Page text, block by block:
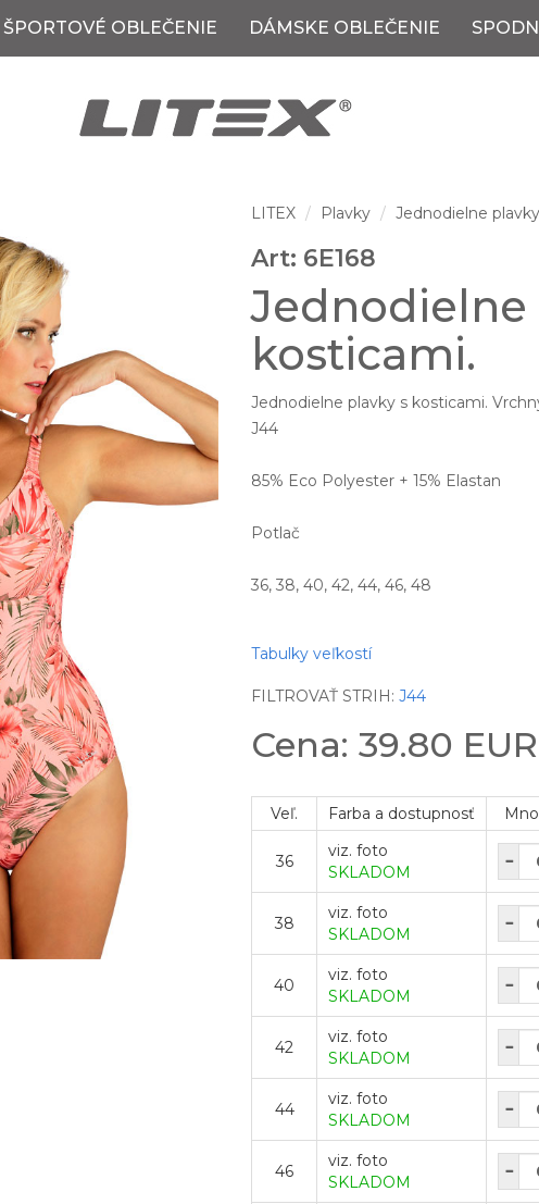
ŠPORTOVÉ OBLEČENIE DÁMSKE OBLEČENIE
LITEX Plavky Jednodielne plavky
Art: 6E168
Jednodielne
kosticami.
Jednodielne plavky s kosticami.
J44
85% Eco Polyester + 15% Elastan
Potlač
36, 38, 40, 42, 44, 46, 48
Tabulky veľkostí
FILTROVAŤ STRIH:J44
Cena: 39.80 EUR
Veľ. Farba a dostupnosť
36
viz. foto
SKLADOM
38
viz. foto
SKLADOM
40
viz. foto
SKLADOM
42
viz. foto
SKLADOM
44
viz. foto
SKLADOM
46
viz. foto
SKLADOM